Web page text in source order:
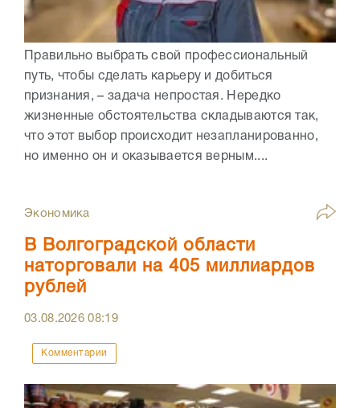
Правильно выбрать свой профессиональный
путь, чтобы сделать карьеру и добиться
признания, – задача непростая. Нередко
жизненные обстоятельства складываются так,
что этот выбор происходит незапланированно,
но именно он и оказывается верным....
Экономика
В Волгоградской области
наторговали на 405 миллиардов
рублей
03.08.202608:19
Комментарии